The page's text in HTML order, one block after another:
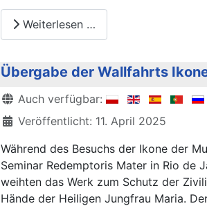
Weiterlesen …
Übergabe der Wallfahrts
DetailsAuch verfügbar:
Veröffentlicht: 11. April 2025
Während des Besuchs der Ikone der
Seminar Redemptoris Mater in Rio de
weihten das Werk zum Schutz der
Hände der Heiligen Jungfrau Maria.